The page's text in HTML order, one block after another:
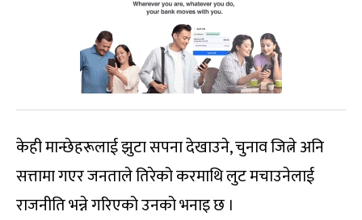
केही मान्छेहरूलाई झुटा सपना देखाउने, चुनाव जित्ने अनि
सत्तामा गएर जनताले तिरेको करमाथि लुट मचाउनेलाई
राजनीति भन्ने गरिएको उनको भनाइ छ ।